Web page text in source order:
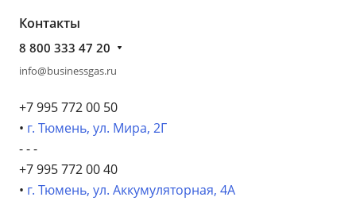
Контакты
8 800 333 47 20
info@businessgas.ru
+7 995 772 00 50
• г. Тюмень, ул. Мира, 2Г
- - -
+7 995 772 00 40
• г. Тюмень, ул. Аккумуляторная, 4А